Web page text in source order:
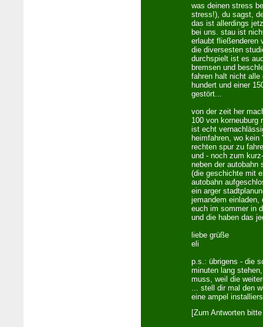
was deinen stress
stress!), du sagst,
das ist allerdings
bei uns. stau ist
erlaubt fließenderen
die diversesten
durchspielt ist es
bremsen und
fahren halt nicht alle
hundert und einer
gestört...
von der zeit her
100 von korneuburg
ist echt
heimfahren, wo kein
rechten spur zu
und - noch zum
neben der autobahn
(die geschichte mit
autobahn
ein arger
jemandem einladen,
euch im sommer in
und die haben das
liebe grüße
eli
p.s.: übrigens - die
minuten lang
muss, weil die
... stell dir mal den
eine ampel
[Zum Antworten